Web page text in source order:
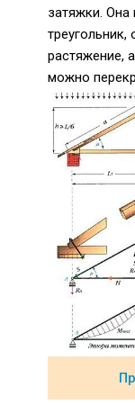
затяжки. Она
растяжение,
можно